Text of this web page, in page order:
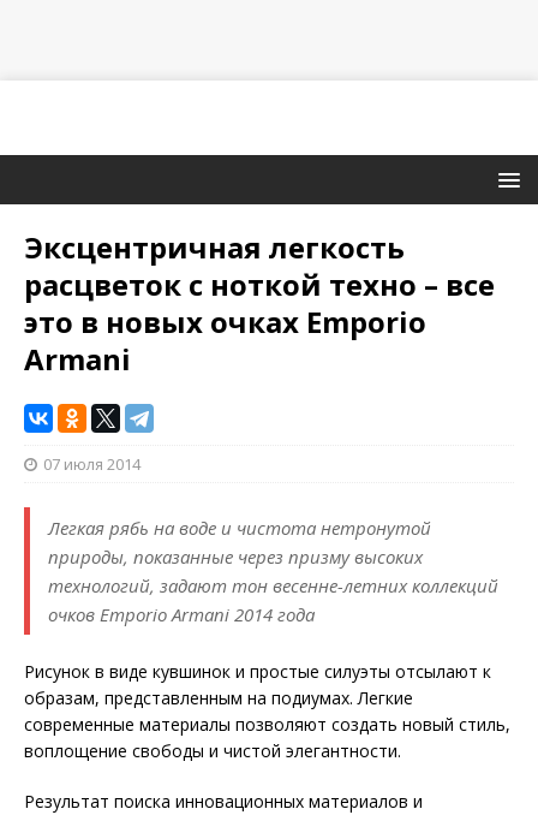
Эксцентричная легкость
расцветок с ноткой техно – все
это в новых очках Emporio
Armani
07 июля 2014
Легкая рябь на воде и чистота нетронутой
природы, показанные через призму высоких
технологий, задают тон весенне-летних коллекций
очков Emporio Armani 2014 года
Рисунок в виде кувшинок и простые силуэты отсылают к
образам, представленным на подиумах. Легкие
современные материалы позволяют создать новый стиль,
воплощение свободы и чистой элегантности.
Результат поиска инновационных материалов и